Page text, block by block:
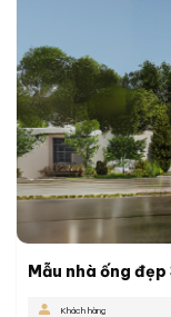
Mẫu nhà ống
Khách hàng